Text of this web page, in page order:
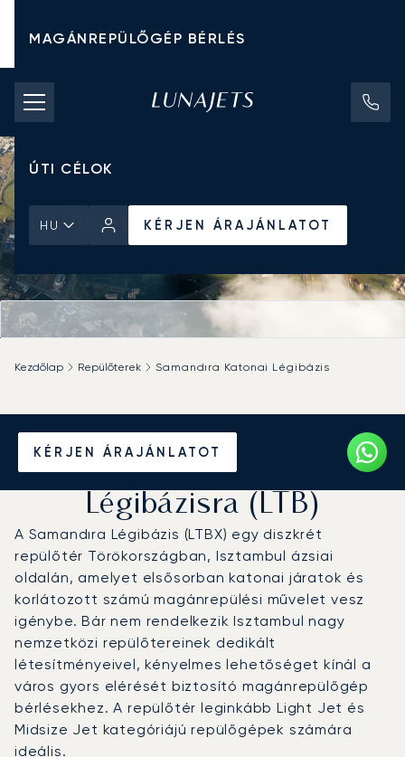
MAGÁNREPÜLŐGÉP BÉRLÉS
CHARTER ÁRAK
MAGÁNREPÜLŐGÉPEK
ÚTI CÉLOK
HU KÉRJEN ÁRAJÁNLATOT
KÉRJEN ÁRAJÁNLATOT
Kezdőlap Repülőterek Samandıra Katonai Légibázis
Magánrepülőgép bérlése a
Samandıra Katonai
Légibázisra (LTB)
A Samandıra Légibázis (LTBX) egy diszkrét
repülőtér Törökországban, Isztambul ázsiai
oldalán, amelyet elsősorban katonai járatok és
korlátozott számú magánrepülési művelet vesz
igénybe. Bár nem rendelkezik Isztambul nagy
nemzetközi repülőtereinek dedikált
létesítményeivel, kényelmes lehetőséget kínál a
város gyors elérését biztosító magánrepülőgép
bérlésekhez. A repülőtér leginkább Light Jet és
Midsize Jet kategóriájú repülőgépek számára
ideális.